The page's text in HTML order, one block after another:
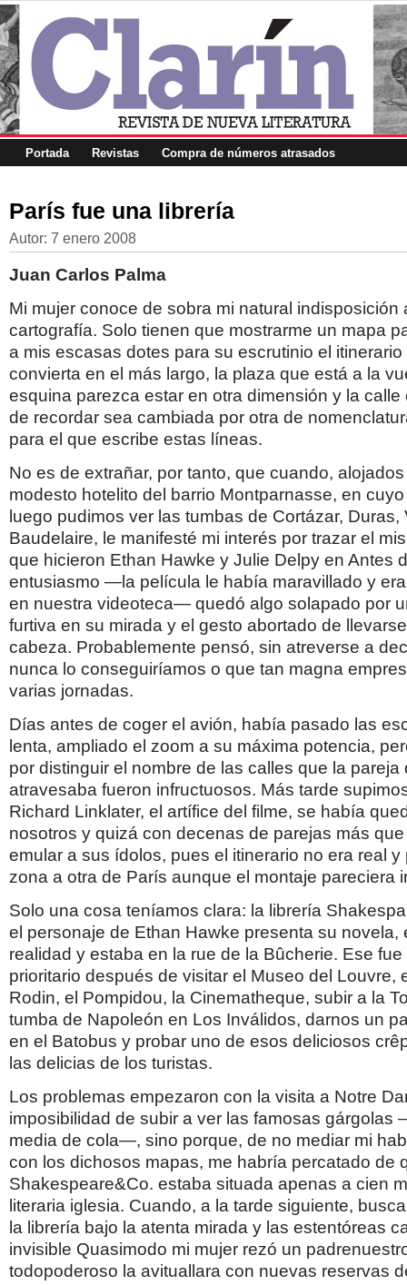
Portada Revistas Compra de números atrasados
París fue una librería
Autor: 7 enero 2008
Juan Carlos Palma
Mi mujer conoce de sobra mi natural indisposición
cartografía. Solo tienen que mostrarme un mapa
a mis escasas dotes para su escrutinio el
convierta en el más largo, la plaza que está a la
esquina parezca estar en otra dimensión y la calle
de recordar sea cambiada por otra de
para el que escribe estas líneas.
No es de extrañar, por tanto, que cuando,
modesto hotelito del barrio Montparnasse, en
luego pudimos ver las tumbas de Cortázar, Duras,
Baudelaire, le manifesté mi interés por trazar el
que hicieron Ethan Hawke y Julie Delpy en Antes
entusiasmo —la película le había maravillado y
en nuestra videoteca— quedó algo solapado por
furtiva en su mirada y el gesto abortado de
cabeza. Probablemente pensó, sin atreverse a
nunca lo conseguiríamos o que tan magna
varias jornadas.
Días antes de coger el avión, había pasado las
lenta, ampliado el zoom a su máxima potencia,
por distinguir el nombre de las calles que la
atravesaba fueron infructuosos. Más tarde
Richard Linklater, el artífice del filme, se había
nosotros y quizá con decenas de parejas más
emular a sus ídolos, pues el itinerario no era real
zona a otra de París aunque el montaje pareciera
Solo una cosa teníamos clara: la librería
el personaje de Ethan Hawke presenta su novela,
realidad y estaba en la rue de la Bûcherie. Ese
prioritario después de visitar el Museo del Louvre,
Rodin, el Pompidou, la Cinematheque, subir a la
tumba de Napoleón en Los Inválidos, darnos un
en el Batobus y probar uno de esos deliciosos
las delicias de los turistas.
Los problemas empezaron con la visita a Notre
imposibilidad de subir a ver las famosas gárgolas
media de cola—, sino porque, de no mediar mi
con los dichosos mapas, me habría percatado de
Shakespeare&Co. estaba situada apenas a cien
literaria iglesia. Cuando, a la tarde siguiente,
la librería bajo la atenta mirada y las estentóreas
invisible Quasimodo mi mujer rezó un
todopoderoso la avituallara con nuevas reservas